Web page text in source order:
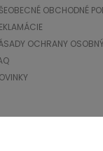
OBCHODNÉ
OCHRANY